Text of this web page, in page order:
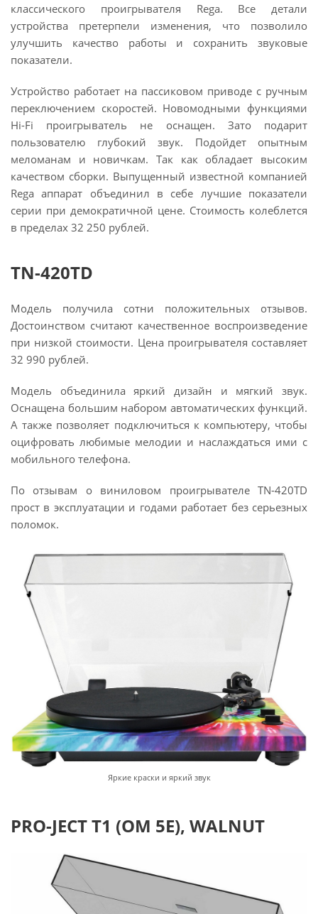
классического проигрывателя Rega. Все детали
устройства претерпели изменения, что позволило
улучшить качество работы и сохранить звуковые
показатели.
Устройство работает на пассиковом приводе с ручным
переключением скоростей. Новомодными функциями
Hi-Fi проигрыватель не оснащен. Зато подарит
пользователю глубокий звук. Подойдет опытным
меломанам и новичкам. Так как обладает высоким
качеством сборки. Выпущенный известной компанией
Rega аппарат объединил в себе лучшие показатели
серии при демократичной цене. Стоимость колеблется
в пределах 32 250 рублей.
TN-420TD
Модель получила сотни положительных отзывов.
Достоинством считают качественное воспроизведение
при низкой стоимости. Цена проигрывателя составляет
32 990 рублей.
Модель объединила яркий дизайн и мягкий звук.
Оснащена большим набором автоматических функций.
А также позволяет подключиться к компьютеру, чтобы
оцифровать любимые мелодии и наслаждаться ими с
мобильного телефона.
По отзывам о виниловом проигрывателе TN-420TD
прост в эксплуатации и годами работает без серьезных
поломок.
Яркие краски и яркий звук
PRO-JECT T1 (OM 5E), WALNUT